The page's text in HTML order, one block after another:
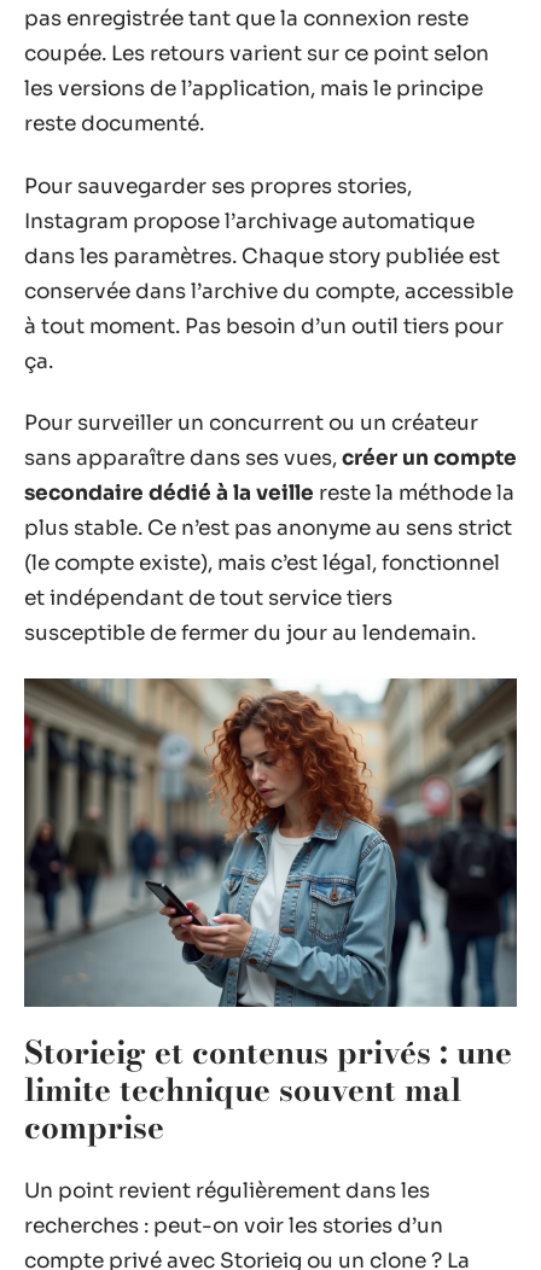
pas enregistrée tant que la connexion reste
coupée. Les retours varient sur ce point selon
les versions de l’application, mais le principe
reste documenté.
Pour sauvegarder ses propres stories,
Instagram propose l’archivage automatique
dans les paramètres. Chaque story publiée est
conservée dans l’archive du compte, accessible
à tout moment. Pas besoin d’un outil tiers pour
ça.
Pour surveiller un concurrent ou un créateur
sans apparaître dans ses vues,créer un compte
secondaire dédié à la veille reste la méthode la
plus stable. Ce n’est pas anonyme au sens strict
(le compte existe), mais c’est légal, fonctionnel
et indépendant de tout service tiers
susceptible de fermer du jour au lendemain.
Storieig et contenus privés : une
limite technique souvent mal
comprise
Un point revient régulièrement dans les
recherches : peut-on voir les stories d’un
compte privé avec Storieig ou un clone ? La